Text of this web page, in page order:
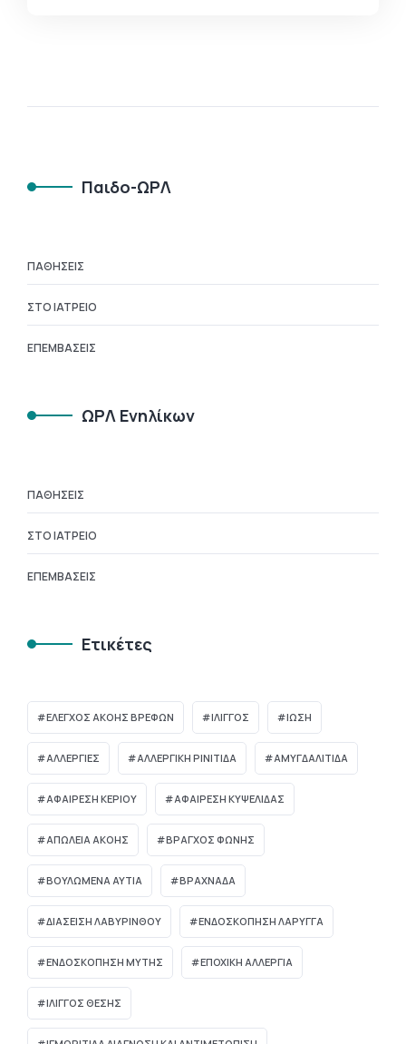
Παιδο-ΩΡΛ
ΠΑΘΉΣΕΙΣ
ΣΤΟ ΙΑΤΡΕΊΟ
ΕΠΕΜΒΆΣΕΙΣ
ΩΡΛ Ενηλίκων
ΠΑΘΉΣΕΙΣ
ΣΤΟ ΙΑΤΡΕΊΟ
ΕΠΕΜΒΆΣΕΙΣ
Ετικέτες
ΈΛΕΓΧΟΣ ΑΚΟΉΣ ΒΡΕΦΏΝ ΊΛΙΓΓΟΣ ΊΩΣΗ
ΑΛΛΕΡΓΙΕΣ ΑΛΛΕΡΓΙΚΗ ΡΙΝΙΤΙΔΑ ΑΜΥΓΔΑΛΙΤΙΔΑ
ΑΦΑΙΡΕΣΗ ΚΕΡΙΟΥ ΑΦΑΙΡΕΣΗ ΚΥΨΕΛΙΔΑΣ
ΑΠΏΛΕΙΑ ΑΚΟΉΣ ΒΡΑΓΧΟΣ ΦΩΝΗΣ
ΒΟΥΛΩΜΈΝΑ ΑΥΤΙΆ ΒΡΑΧΝΆΔΑ
ΔΙΆΣΕΙΣΗ ΛΑΒΥΡΊΝΘΟΥ ΕΝΔΟΣΚΟΠΗΣΗ ΛΑΡΥΓΓΑ
ΕΝΔΟΣΚΟΠΗΣΗ ΜΥΤΗΣ ΕΠΟΧΙΚΗ ΑΛΛΕΡΓΙΑ
ΙΛΙΓΓΟΣ ΘΕΣΗΣ